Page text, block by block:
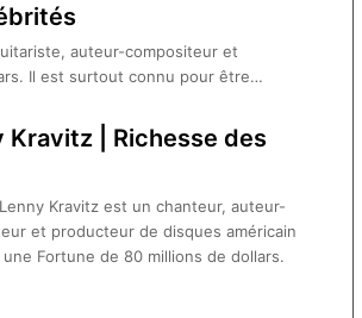
auteur-compositeur et
Il est surtout connu pour être…
Kravitz | Richesse des
Kravitz est un chanteur, auteur-
et producteur de disques américain
une Fortune de 80 millions de dollars.